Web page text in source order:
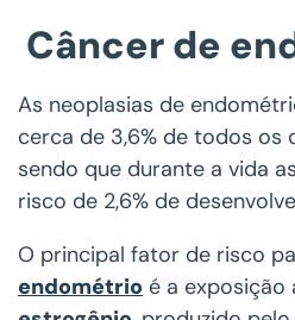
Câncer de
As neoplasias de
cerca de 3,6% de todos os
sendo que durante a vida
risco de 2,6% de
O principal fator de risco
endométrio é a exposição